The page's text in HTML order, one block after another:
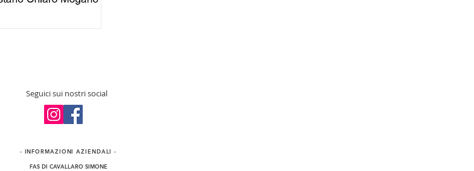
Seguici sui nostri social
- INFORMAZIONI​ AZIENDALI -
FAS DI CAVALLARO SIMONE